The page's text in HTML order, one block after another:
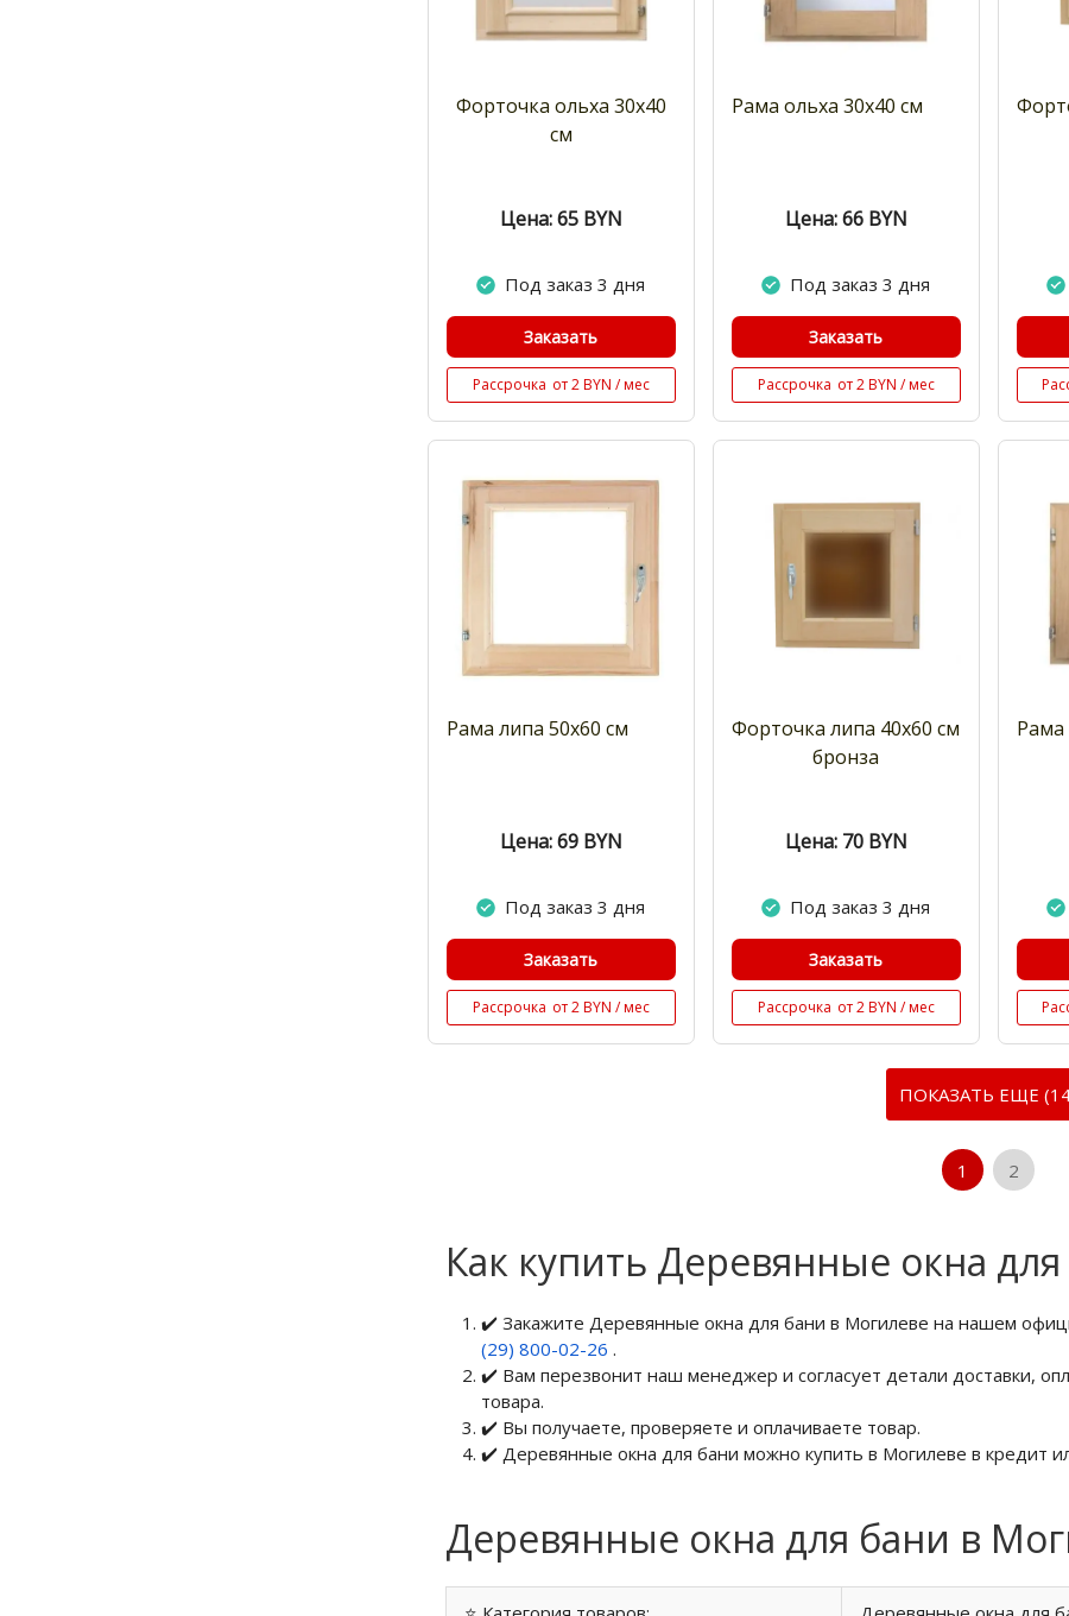
Форточка ольха 30х40
см
Цена: 65 BYN
Под заказ 3 дня
Заказать
Рассрочка от 2 BYN / мес
Рама ольха 30x40 см
Цена: 66 BYN
Под заказ 3 дня
Заказать
Рассрочка от 2 BYN / мес
Рама липа 50x60 см
Цена: 69 BYN
Под заказ 3 дня
Заказать
Рассрочка от 2 BYN / мес
Форточка липа 40х60 см
бронза
Цена: 70 BYN
Под заказ 3 дня
Заказать
Рассрочка от 2 BYN / мес
Рама
ПОКАЗАТЬ ЕЩЕ
1 2
Как купить Деревянные окна
✔️ Закажите Деревянные окна для бани в Могилеве на нашем
(29) 800-02-26 .
✔️ Вам перезвонит наш менеджер и согласует детали доставки,
товара.
✔️ Вы получаете, проверяете и оплачиваете товар.
✔️ Деревянные окна для бани можно купить в Могилеве в кредит
Деревянные окна для бани в